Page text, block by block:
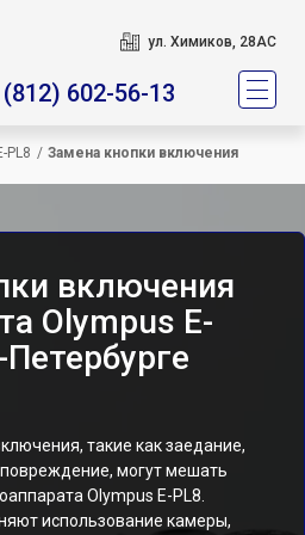
ул. Химиков, 28АС
602-56-13
PL8 / Замена кнопки включения
включения
Olympus E-
такие как заедание,
повреждение, могут мешать
Olympus E-PL8.
использование камеры,